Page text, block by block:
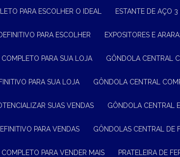
PARA ESCOLHER O IDEAL ESTANTE DE AÇO
PARA ESCOLHER EXPOSITORES E
PARA SUA LOJA GÔNDOLA CENTRAL
PARA SUA LOJA GÔNDOLA CENTRAL
SUAS VENDAS GÔNDOLA CENTRAL
PARA VENDAS GÔNDOLAS CENTRAL
PARA VENDER MAIS PRATELEIRA DE